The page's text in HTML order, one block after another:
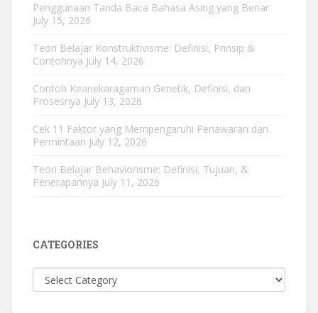
Penggunaan Tanda Baca Bahasa Asing yang Benar
July 15, 2026
Teori Belajar Konstruktivisme: Definisi, Prinsip &
Contohnya July 14, 2026
Contoh Keanekaragaman Genetik, Definisi, dan
Prosesnya July 13, 2026
Cek 11 Faktor yang Mempengaruhi Penawaran dan
Permintaan July 12, 2026
Teori Belajar Behaviorisme: Definisi, Tujuan, &
Penerapannya July 11, 2026
CATEGORIES
Categories